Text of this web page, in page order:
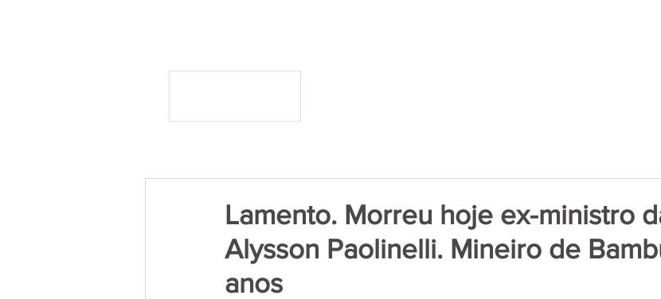
Lamento. Morreu hoje ex-ministro
Alysson Paolinelli. Mineiro de
anos